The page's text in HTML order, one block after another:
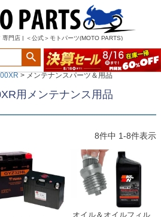
専門店 | ＜公式＞モトパーツ(MOTO PARTS)
メンテナンスパーツ＆用品
用メンテナンス用品
8件中 1-8件表示